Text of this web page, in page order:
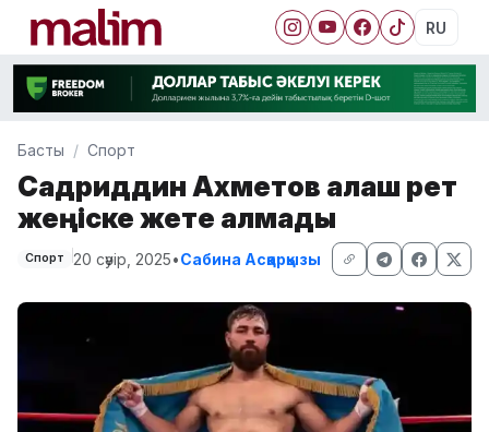
RU
Басты Спорт
Садриддин Ахметов алғаш рет
жеңіске жете алмады
Спорт 20 сәуір, 2025•Сабина Асқарқызы